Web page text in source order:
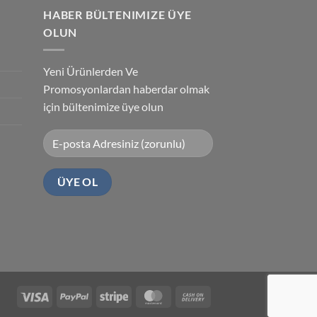
HABER BÜLTENIMIZE ÜYE
OLUN
Yeni Ürünlerden Ve
Promosyonlardan haberdar olmak
için bültenimize üye olun
Visa PayPal Stripe MasterCard